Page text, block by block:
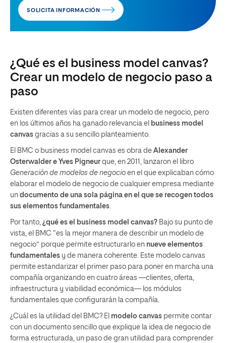
SOLICITA INFORMACIÓN
¿Qué es el business model canvas?
Crear un modelo de negocio paso a
paso
Existen diferentes vías para crear un modelo de negocio, pero
en los últimos años ha ganado relevancia el business model
canvas gracias a su sencillo planteamiento.
El BMC o business model canvas es obra de Alexander
Osterwalder e Yves Pigneur que, en 2011, lanzaron el libro
Generación de modelos de negocio en el que explicaban cómo
elaborar el modelo de negocio de cualquier empresa mediante
un documento de una sola página en el que se recogen todos
sus elementos fundamentales.
Por tanto, ¿qué es el business model canvas? Bajo su punto de
vista, el BMC “es la mejor manera de describir un modelo de
negocio” porque permite estructurarlo en nueve elementos
fundamentales y de manera coherente. Este modelo canvas
permite estandarizar el primer paso para poner en marcha una
compañía organizando en cuatro áreas —clientes, oferta,
infraestructura y viabilidad económica— los módulos
fundamentales que configurarán la compañía.
¿Cuál es la utilidad del BMC? El modelo canvas permite contar
con un documento sencillo que explique la idea de negocio de
forma estructurada, un paso de gran utilidad para comprender